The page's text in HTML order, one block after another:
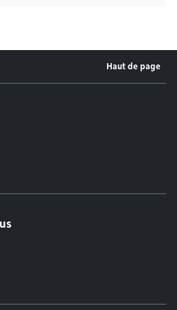
Haut de page